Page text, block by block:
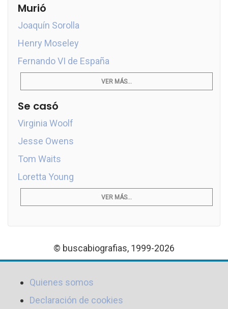
Murió
Joaquín Sorolla
Henry Moseley
Fernando VI de España
VER MÁS...
Se casó
Virginia Woolf
Jesse Owens
Tom Waits
Loretta Young
VER MÁS...
© buscabiografias, 1999-2026
Quienes somos
Declaración de cookies